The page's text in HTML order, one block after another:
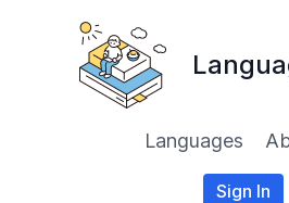
Languages
Sign In